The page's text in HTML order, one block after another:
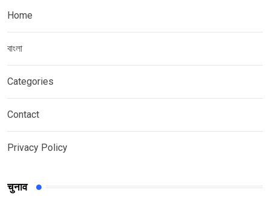
Home
বাংলা
Categories
Contact
Privacy Policy
चुनाव